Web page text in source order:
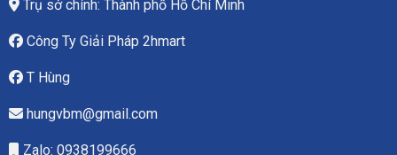
Trụ sở chính: Thành phố Hồ Chí Minh
Công Ty Giải Pháp 2hmart
T Hùng
hungvbm@gmail.com
Zalo: 0938199666